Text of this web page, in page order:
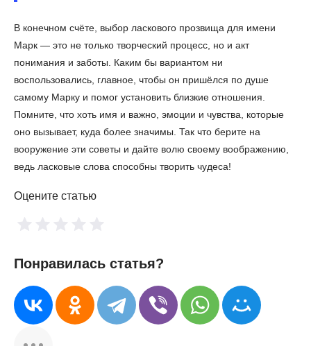
В конечном счёте, выбор ласкового прозвища для имени
Марк — это не только творческий процесс, но и акт
понимания и заботы. Каким бы вариантом ни
воспользовались, главное, чтобы он пришёлся по душе
самому Марку и помог установить близкие отношения.
Помните, что хоть имя и важно, эмоции и чувства, которые
оно вызывает, куда более значимы. Так что берите на
вооружение эти советы и дайте волю своему воображению,
ведь ласковые слова способны творить чудеса!
Оцените статью
Понравилась статья?